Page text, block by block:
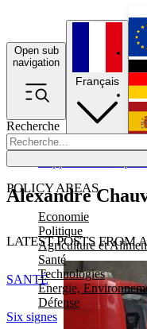
Open sub
navigation
Recherche
POLICY AREAS
Economie
Politique
Agriculture et
Santé
Technologies
Energie,
Défense
Français
Alexandre
LATEST POSTS FROM
Six signes
SANTÉ